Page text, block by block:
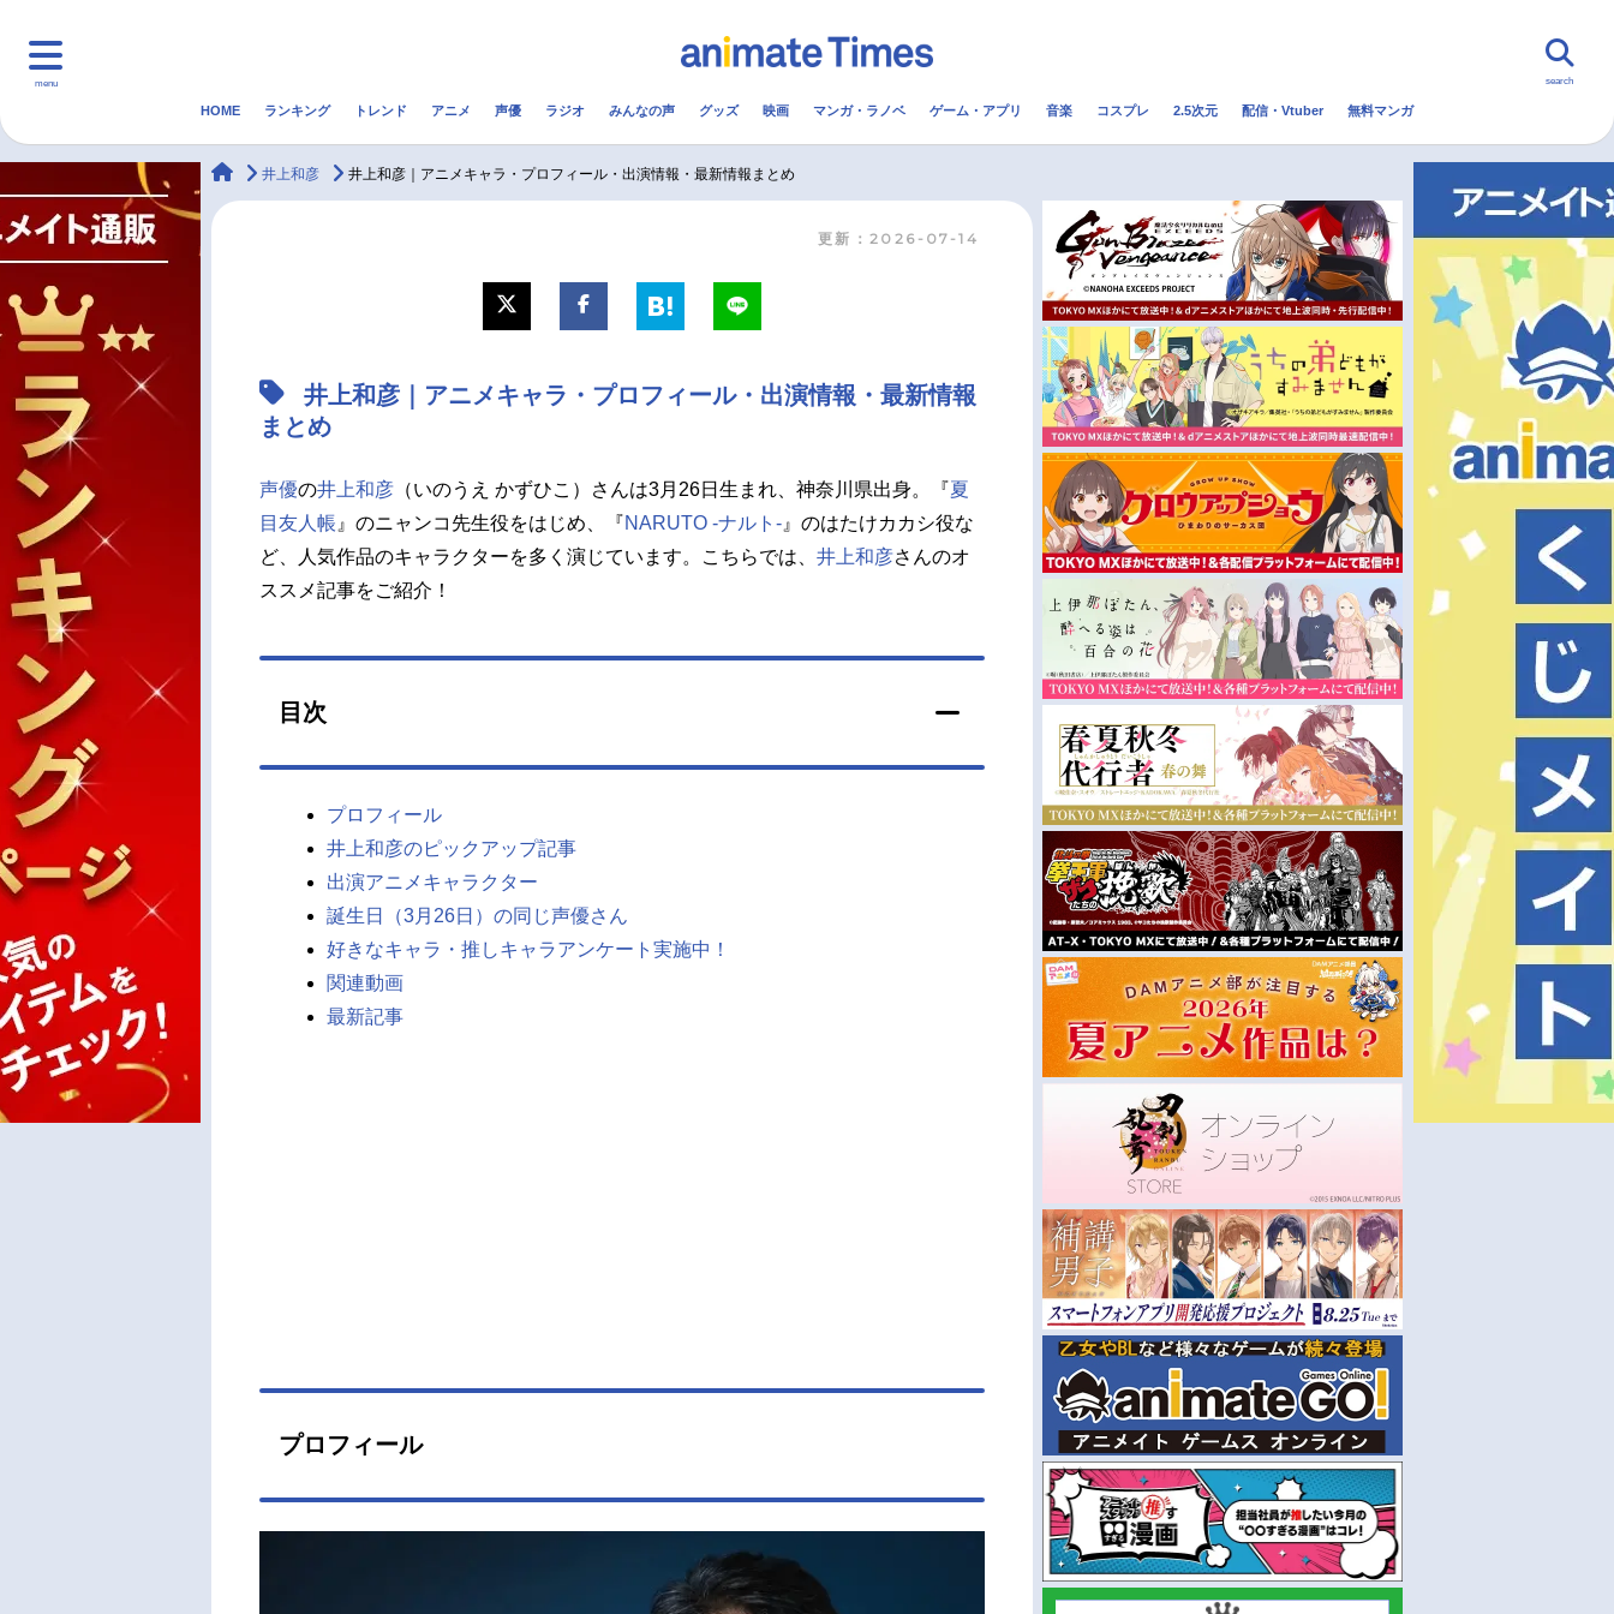
menu
マンガ・ラノベ 2.5次元 配信・Vtuber トレンド 無料マンガ
声優記事一覧
アニメ映画一覧
男性声優/女性声優一覧
今期アニメ曜日別一覧
夏アニメ
秋アニメ
冬アニメ
search
HOME ランキング トレンド アニメ 声優 ラジオ みんなの声 グッズ 映画 マンガ・ラノベ ゲーム・アプリ 音楽 コスプレ 2.5次元 配信・Vtuber 無料マンガ
animateTimes
井上和彦 井上和彦｜アニメキャラ・プロフィール・出演情報・最新情報まとめ
更新：2026-07-14
井上和彦｜アニメキャラ・プロフィール・出演情報・最新情報
まとめ
声優の井上和彦 （いのうえ かずひこ）さんは3月26日生まれ、神奈川県出身。『夏
目友人帳 』のニャンコ先生役をはじめ、『NARUTO -ナルト- 』のはたけカカシ役な
ど、人気作品のキャラクターを多く演じています。こちらでは、 井上和彦さんのオ
ススメ記事をご紹介！
目次
プロフィール
井上和彦のピックアップ記事
出演アニメキャラクター
誕生日（3月26日）の同じ声優さん
好きなキャラ・推しキャラアンケート実施中！
関連動画
最新記事
プロフィール